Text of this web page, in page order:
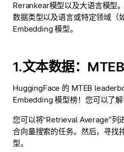
Rerankear模型以及大语言模型
数据类型以及语言或特定领域（
Embedding 模型。
1.文本数据：
HuggingFace 的 MTEB
Embedding 模型榜！您可以了解
您可以将“Retrieval Average”列
合向量搜索的任务。然后，寻找
型。